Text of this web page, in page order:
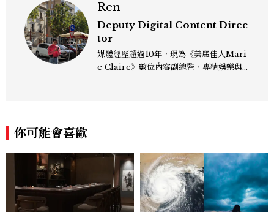
Ren
Deputy Digital Content Direc
tor
媒體經歷超過10年，現為《美麗佳人Mari
e Claire》數位內容副總監，專精娛樂與
你可能會喜歡